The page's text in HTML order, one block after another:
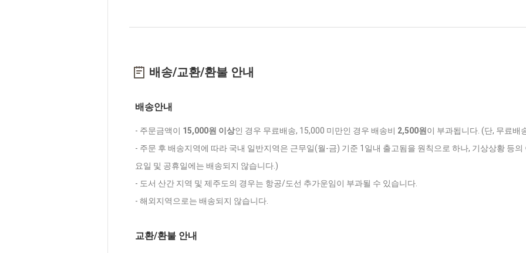
배송/교환/환불 안내
배송안내
- 주문금액이 15,000원 이상인 경우 무료배송, 15,000 미만인 경우 배송비 2,500원 이 부과됩니다. (단, 무료배
- 주문 후 배송지역에 따라 국내 일반지역은 근무일(월-금) 기준 1일내 출고됨을 원칙으로 하나, 기상상황 등
요일 및 공휴일에는 배송되지 않습니다.)
- 도서 산간 지역 및 제주도의 경우는 항공/도선 추가운임이 부과될 수 있습니다.
- 해외지역으로는 배송되지 않습니다.
교환/환불 안내